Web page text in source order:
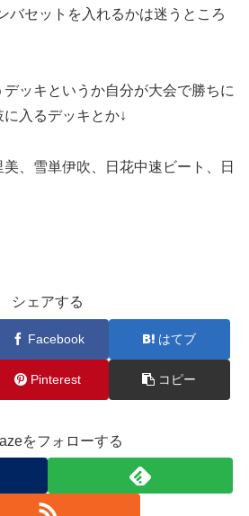
バセットを入れるかは迷うところ
ッキというか自分が大会で勝ちに
入るデッキとか↓
、雪単伊吹、日花中速ビート、日
シェアする
Facebook はてブ
Pinterest コピー
をフォローする